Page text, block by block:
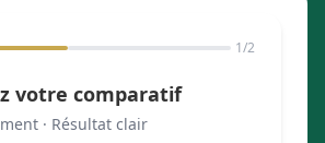
1/2
votre comparatif
· Résultat clair